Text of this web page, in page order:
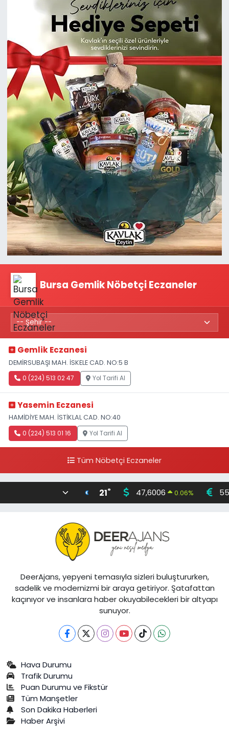
Bursa Gemlik Nöbetçi Eczaneler
Gemlik Eczanesi
DEMİRSUBAŞI MAH. İSKELE CAD. NO:5 B
0 (224) 513 02 47 Yol Tarifi Al
Yasemin Eczanesi
HAMİDİYE MAH. İSTİKLAL CAD. NO:40
0 (224) 513 01 16 Yol Tarifi Al
Tüm Nöbetçi Eczaneler
21° 47,6006 0.06%
DeerAjans, yepyeni temasıyla sizleri buluştururken,
sadelik ve modernizmi bir araya getiriyor. Şatafattan
kaçınıyor ve insanlara haber okuyabilecekleri bir altyapı
sunuyor.
Hava Durumu
Trafik Durumu
Puan Durumu ve Fikstür
Tüm Manşetler
Son Dakika Haberleri
Haber Arşivi